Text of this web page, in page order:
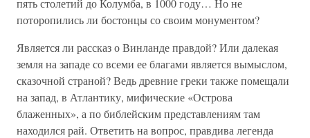
пять столетий до Колумба, в 1000 году… Но не
поторопились ли бостонцы со своим монументом?
Является ли рассказ о Винланде правдой? Или далекая
земля на западе со всеми ее благами является вымыслом,
сказочной страной? Ведь древние греки также помещали
на запад, в Атлантику, мифические «Острова
блаженных», а по библейским представлениям там
находился рай. Ответить на вопрос, правдива легенда